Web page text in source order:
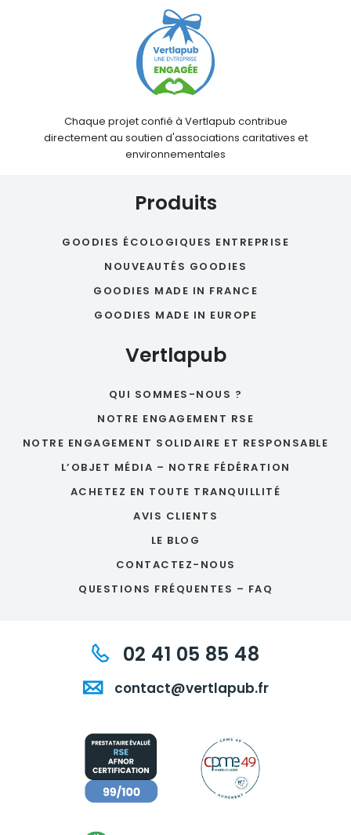
Chaque projet confié à Vertlapub contribue
directement au soutien d'associations caritatives et
environnementales
Produits
GOODIES ÉCOLOGIQUES ENTREPRISE
NOUVEAUTÉS GOODIES
GOODIES MADE IN FRANCE
GOODIES MADE IN EUROPE
Vertlapub
QUI SOMMES-NOUS ?
NOTRE ENGAGEMENT RSE
NOTRE ENGAGEMENT SOLIDAIRE ET RESPONSABLE
L’OBJET MÉDIA – NOTRE FÉDÉRATION
ACHETEZ EN TOUTE TRANQUILLITÉ
AVIS CLIENTS
LE BLOG
CONTACTEZ-NOUS
QUESTIONS FRÉQUENTES – FAQ
02 41 05 85 48
contact@vertlapub.fr